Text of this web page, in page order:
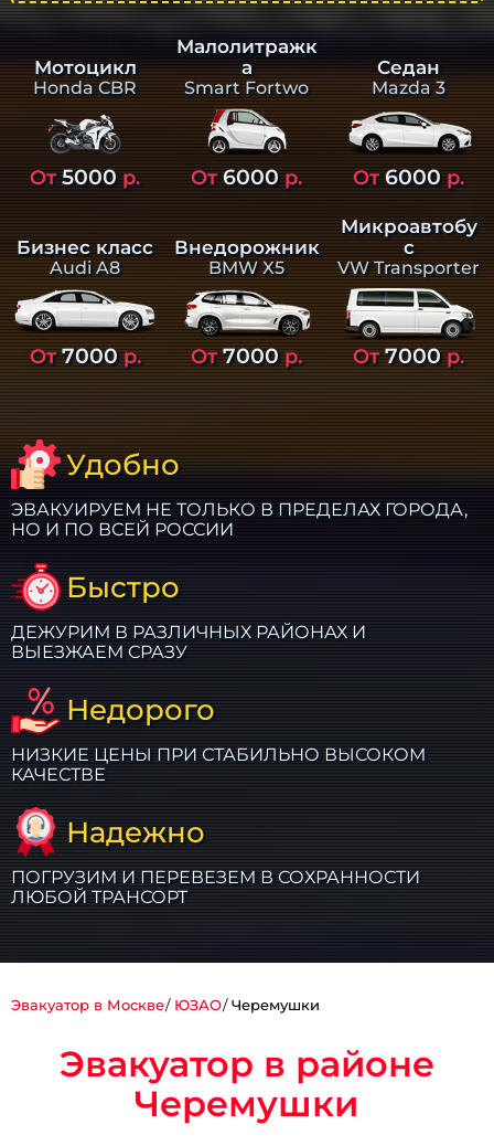
Мотоцикл
Honda CBR
От5000р.
Малолитражк
а
Smart Fortwo
От6000р.
Седан
Mazda 3
От6000р.
Бизнес класс
Audi A8
От7000р.
Внедорожник
BMW X5
От7000р.
Микроавтобу
с
VW Transporter
От7000р.
Удобно
ЭВАКУИРУЕМ НЕ ТОЛЬКО В ПРЕДЕЛАХ ГОРОДА,
НО И ПО ВСЕЙ РОССИИ
Быстро
ДЕЖУРИМ В РАЗЛИЧНЫХ РАЙОНАХ И
ВЫЕЗЖАЕМ СРАЗУ
Недорого
НИЗКИЕ ЦЕНЫ ПРИ СТАБИЛЬНО ВЫСОКОМ
КАЧЕСТВЕ
Надежно
ПОГРУЗИМ И ПЕРЕВЕЗЕМ В СОХРАННОСТИ
ЛЮБОЙ ТРАНСОРТ
Эвакуатор в Москве ЮЗАО Черемушки
Эвакуатор в районе
Черемушки